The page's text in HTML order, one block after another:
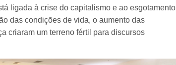
ligada à crise do capitalismo e ao esgotamento
das condições de vida, o aumento das
criaram um terreno fértil para discursos